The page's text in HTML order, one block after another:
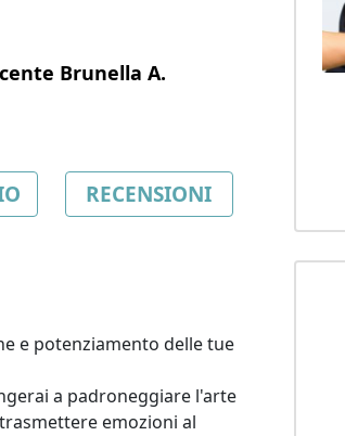
Brunella A.
RECENSIONI
e potenziamento delle tue
a padroneggiare l'arte
emozioni al